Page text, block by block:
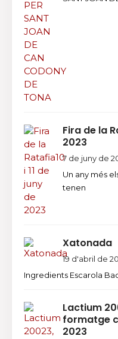
Fira de la
2023
7 de juny de
Un any més
tenen
Xatonada
19 d'abril de
Ingredients Escarola
Lactium
formatge
2023